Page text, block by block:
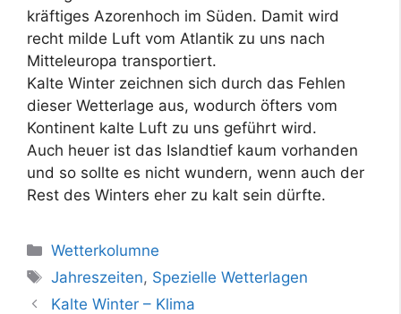
kräftiges Azorenhoch im Süden. Damit wird
recht milde Luft vom Atlantik zu uns nach
Mitteleuropa transportiert.
Kalte Winter zeichnen sich durch das Fehlen
dieser Wetterlage aus, wodurch öfters vom
Kontinent kalte Luft zu uns geführt wird.
Auch heuer ist das Islandtief kaum vorhanden
und so sollte es nicht wundern, wenn auch der
Rest des Winters eher zu kalt sein dürfte.
Kategorien
Wetterkolumne
Schlagwörter
Jahreszeiten, Spezielle Wetterlagen
Kalte Winter – Klima